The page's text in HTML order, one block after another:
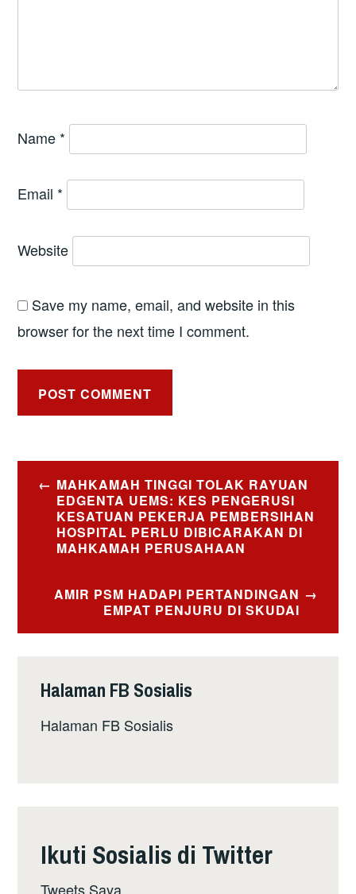
Name *
Email *
Website
Save my name, email, and website in this
browser for the next time I comment.
Post
navigation
MAHKAMAH TINGGI TOLAK RAYUAN
EDGENTA UEMS: KES PENGERUSI
KESATUAN PEKERJA PEMBERSIHAN
HOSPITAL PERLU DIBICARAKAN DI
MAHKAMAH PERUSAHAAN
AMIR PSM HADAPI PERTANDINGAN
EMPAT PENJURU DI SKUDAI
Halaman FB Sosialis
Halaman FB Sosialis
Ikuti Sosialis di Twitter
Tweets Saya